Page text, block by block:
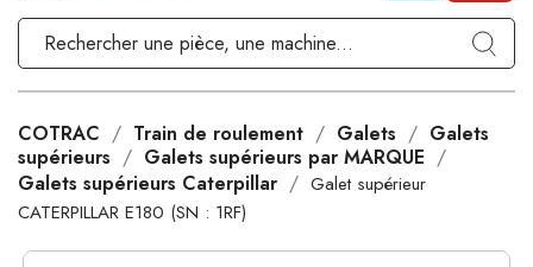
COTRAC Train de roulement Galets
Galets
supérieurs
Galets supérieurs par MARQUE
Galets supérieurs Caterpillar
Galet supérieur
CATERPILLAR E180 (SN : 1RF)